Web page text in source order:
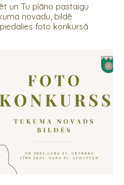
un Tu plāno pastaigu
novadu, bildē
foto konkursā